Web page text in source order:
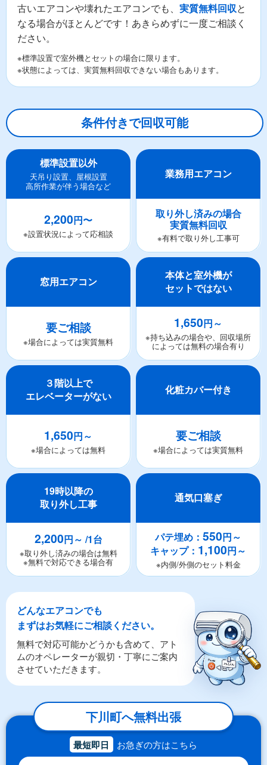
古いエアコンや壊れたエアコンでも、 実質無料回収と
なる場合がほとんどです！あきらめずに一度ご相談く
ださい。
※標準設置で室外機とセットの場合に限ります。
※状態によっては、実質無料回収できない場合もあります。
条件付きで回収可能
標準設置以外
天吊り設置、屋根設置
高所作業が伴う場合など
2,200円〜
※設置状況によって応相談
業務用エアコン
取り外し済みの場合
実質無料回収
※有料で取り外し工事可
窓用エアコン
要ご相談
※場合によっては実質無料
本体と室外機が
セットではない
1,650円～
※持ち込みの場合や、回収場所
によっては無料の場合有り
３階以上で
エレベーターがない
1,650円～
※場合によっては無料
化粧カバー付き
要ご相談
※場合によっては実質無料
19時以降の
取り外し工事
2,200円～ /1台
※取り外し済みの場合は無料
※無料で対応できる場合有
通気口塞ぎ
パテ埋め：550円～
キャップ： 1,100円～
※内側/外側のセット料金
どんなエアコンでも
まずはお気軽にご相談ください。
無料で対応可能かどうかも含めて、アト
ムのオペレーターが親切・丁寧にご案内
させていただきます。
下川町へ無料出張
最短即日 お急ぎの方はこちら